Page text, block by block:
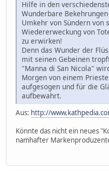
Hilfe in den
Wunderbare
Umkehr von Sündern von
Wiedererweckung von
zu erwirken!
Denn das Wunder der
mit seinen Gebeinen
"Manna di San Nicola"
Morgen von einem
aufgesogen und für die
aufbewahrt.
Aus: http://
Könnte das nicht ein neues
namhafter